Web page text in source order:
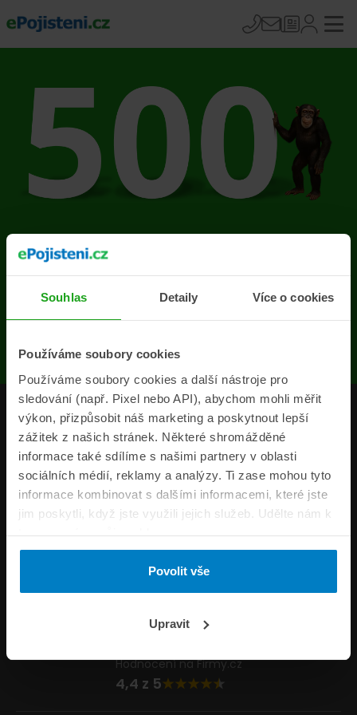
Souhlas Detaily Více o cookies
Používáme soubory cookies
Používáme soubory cookies a další nástroje pro
sledování (např. Pixel nebo API), abychom mohli měřit
výkon, přizpůsobit náš marketing a poskytnout lepší
zážitek z našich stránek. Některé shromážděné
informace také sdílíme s našimi partnery v oblasti
sociálních médií, reklamy a analýzy. Ti zase mohou tyto
informace kombinovat s dalšími informacemi, které jste
jim poskytli, když jste využili jejich služeb. Udělte nám k
tomu prosím svůj souhlas.
Povolit vše
Upravit
Na stránce se vyskytla
chyba
Produkty
Pojišťovny
Informace
ePojisteni.cz
Formuláře
Napište nám
Hodnocení na Firmy.cz
4,4 z 5